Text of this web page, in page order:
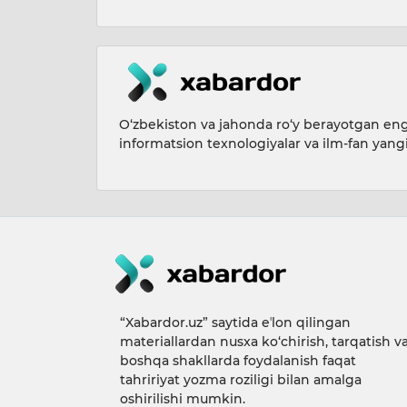
O‘zbekiston va jahonda ro‘y berayotgan
informatsion texnologiyalar va ilm-fan
“Xabardor.uz” saytida eʼlon qilingan
materiallardan nusxa ko‘chirish, tarqatish
boshqa shakllarda foydalanish faqat
tahririyat yozma roziligi bilan amalga
oshirilishi mumkin.